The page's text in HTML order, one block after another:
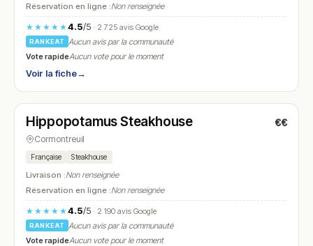
Réservation en ligne :Non renseignée
★★★★★4.5/5· 2 725 avis Google
RANKEAT
Aucun avis par la communauté
Vote rapideAucun vote pour le moment
Voir la fiche→
N° 9
Hippopotamus Steakhouse €€
Cormontreuil
Française Steakhouse
Livraison :Non renseignée
Réservation en ligne :Non renseignée
★★★★★4.5/5· 2 190 avis Google
RANKEAT
Aucun avis par la communauté
Vote rapideAucun vote pour le moment